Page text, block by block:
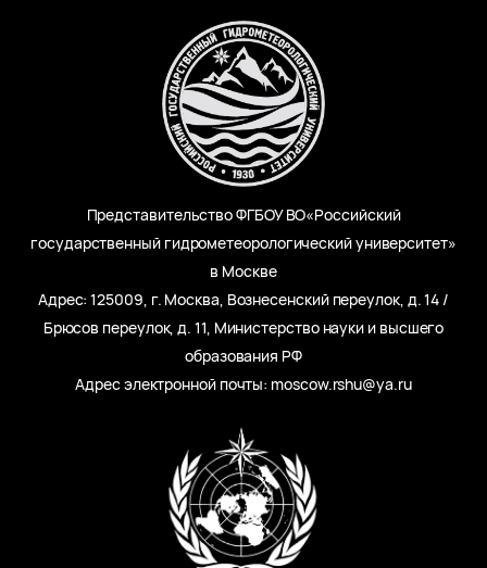
Представительство ФГБОУ ВО«Российский
государственный гидрометеорологический университет»
в Москве
Адрес: 125009, г. Москва, Вознесенский переулок, д. 14 /
Брюсов переулок, д. 11, Министерство науки и высшего
образования РФ
Адрес электронной почты: moscow.rshu@ya.ru